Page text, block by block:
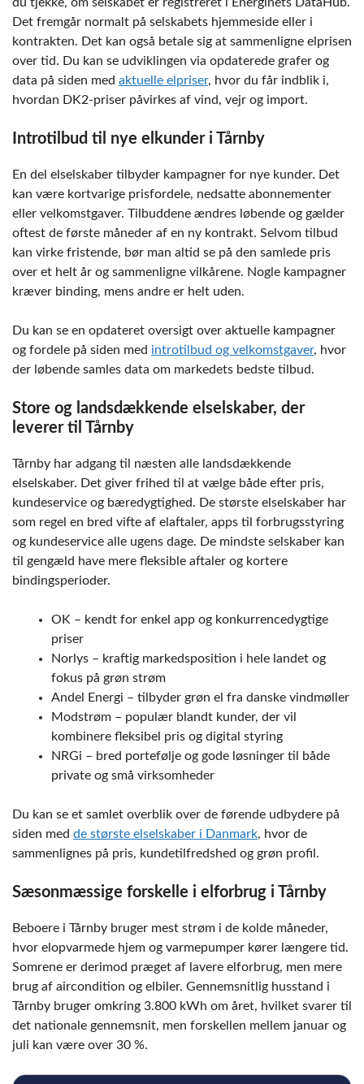
Det fremgår normalt på selskabets hjemmeside eller i
kontrakten. Det kan også betale sig at sammenligne elprisen
over tid. Du kan se udviklingen via opdaterede grafer og
data på siden med aktuelle elpriser, hvor du får indblik i,
hvordan DK2-priser påvirkes af vind, vejr og import.
Introtilbud til nye elkunder i Tårnby
En del elselskaber tilbyder kampagner for nye kunder. Det
kan være kortvarige prisfordele, nedsatte abonnementer
eller velkomstgaver. Tilbuddene ændres løbende og gælder
oftest de første måneder af en ny kontrakt. Selvom tilbud
kan virke fristende, bør man altid se på den samlede pris
over et helt år og sammenligne vilkårene. Nogle kampagner
kræver binding, mens andre er helt uden.
Du kan se en opdateret oversigt over aktuelle kampagner
og fordele på siden med introtilbud og velkomstgaver, hvor
der løbende samles data om markedets bedste tilbud.
Store og landsdækkende elselskaber, der
leverer til Tårnby
Tårnby har adgang til næsten alle landsdækkende
elselskaber. Det giver frihed til at vælge både efter pris,
kundeservice og bæredygtighed. De største elselskaber har
som regel en bred vifte af elaftaler, apps til forbrugsstyring
og kundeservice alle ugens dage. De mindste selskaber kan
til gengæld have mere fleksible aftaler og kortere
bindingsperioder.
OK – kendt for enkel app og konkurrencedygtige
priser
Norlys – kraftig markedsposition i hele landet og
fokus på grøn strøm
Andel Energi – tilbyder grøn el fra danske vindmøller
Modstrøm – populær blandt kunder, der vil
kombinere fleksibel pris og digital styring
NRGi – bred portefølje og gode løsninger til både
private og små virksomheder
Du kan se et samlet overblik over de førende udbydere på
siden med de største elselskaber i Danmark, hvor de
sammenlignes på pris, kundetilfredshed og grøn profil.
Sæsonmæssige forskelle i elforbrug i Tårnby
Beboere i Tårnby bruger mest strøm i de kolde måneder,
hvor elopvarmede hjem og varmepumper kører længere tid.
Somrene er derimod præget af lavere elforbrug, men mere
brug af aircondition og elbiler. Gennemsnitlig husstand i
Tårnby bruger omkring 3.800 kWh om året, hvilket svarer til
det nationale gennemsnit, men forskellen mellem januar og
juli kan være over 30 %.